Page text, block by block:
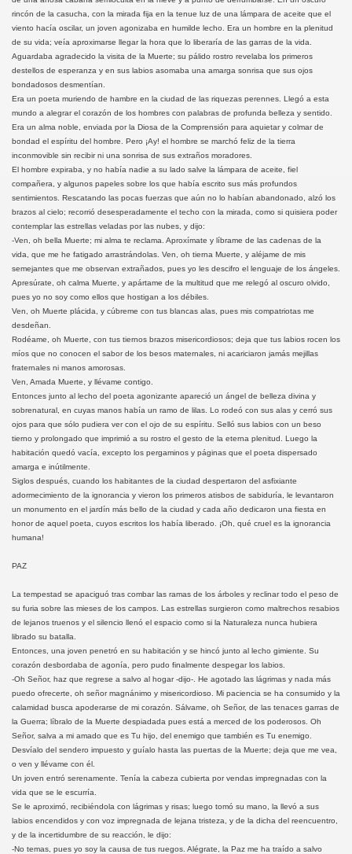
rincón de la casucha, con la mirada fija en la tenue luz de una lámpara de aceite que el
viento hacía oscilar, un joven agonizaba en humilde lecho. Era un hombre en la plenitud
de su vida; veía aproximarse llegar la hora que lo liberaría de las garras de la vida.
Aguardaba agradecido la visita de la Muerte; su pálido rostro revelaba los primeros
destellos de esperanza y en sus labios asomaba una amarga sonrisa que sus ojos
bondadosos desmentían.
Era un poeta muriendo de hambre en la ciudad de las riquezas perennes. Llegó a esta
mundo a alegrar el corazón de los hombres con palabras de profunda belleza y sentido.
Era un alma noble, enviada por la Diosa de la Comprensión para aquietar y colmar de
bondad el espíritu del hombre. Pero ¡Ay! el hombre se marchó feliz de la tierra
inconmovible sin recibir ni una sonrisa de sus extraños moradores.
El hombre expiraba, y no había nadie a su lado salve la lámpara de aceite, fiel
compañera, y algunos papeles sobre los que había escrito sus más profundos
sentimientos. Rescatando las pocas fuerzas que aún no lo habían abandonado, alzó los
brazos al cielo; recorrió desesperadamente el techo con la mirada, como si quisiera poder
contemplar las estrellas veladas por las nubes, y dijo:
-Ven, oh bella Muerte; mi alma te reclama. Aproxímate y líbrame de las cadenas de la
vida, que me he fatigado arrastrándolas. Ven, oh tierna Muerte, y aléjame de mis
semejantes que me observan extrañados, pues yo les descifro el lenguaje de los ángeles.
Apresúrate, oh calma Muerte, y apártame de la multitud que me relegó al oscuro olvido,
pues yo no soy como ellos que hostigan a los débiles.
Ven, oh Muerte plácida, y cúbreme con tus blancas alas, pues mis compatriotas me
desdeñan.
Rodéame, oh Muerte, con tus tiernos brazos misericordiosos; deja que tus labios rocen los
míos que no conocen el sabor de los besos maternales, ni acariciaron jamás mejillas
fraternales ni manos amorosas.
Ven, Amada Muerte, y llévame contigo.
Entonces junto al lecho del poeta agonizante apareció un ángel de belleza divina y
sobrenatural, en cuyas manos había un ramo de lilas. Lo rodeó con sus alas y cerró sus
ojos para que sólo pudiera ver con el ojo de su espíritu. Selló sus labios con un beso
tierno y prolongado que imprimió a su rostro el gesto de la eterna plenitud. Luego la
habitación quedó vacía, excepto los pergaminos y páginas que el poeta dispersado
amarga e inútilmente.
Siglos después, cuando los habitantes de la ciudad despertaron del asfixiante
adormecimiento de la ignorancia y vieron los primeros atisbos de sabiduría, le levantaron
un monumento en el jardín más bello de la ciudad y cada año dedicaron una fiesta en
honor de aquel poeta, cuyos escritos los había liberado. ¡Oh, qué cruel es la ignorancia
humana!
PAZ
La tempestad se apaciguó tras combar las ramas de los árboles y reclinar todo el peso de
su furia sobre las mieses de los campos. Las estrellas surgieron como maltrechos resabios
de lejanos truenos y el silencio llenó el espacio como si la Naturaleza nunca hubiera
librado su batalla.
Entonces, una joven penetró en su habitación y se hincó junto al lecho gimiente. Su
corazón desbordaba de agonía, pero pudo finalmente despegar los labios.
-Oh Señor, haz que regrese a salvo al hogar -dijo-. He agotado las lágrimas y nada más
puedo ofrecerte, oh señor magnánimo y misericordioso. Mi paciencia se ha consumido y la
calamidad busca apoderarse de mi corazón. Sálvame, oh Señor, de las tenaces garras de
la Guerra; líbralo de la Muerte despiadada pues está a merced de los poderosos. Oh
Señor, salva a mi amado que es Tu hijo, del enemigo que también es Tu enemigo.
Desvíalo del sendero impuesto y guíalo hasta las puertas de la Muerte; deja que me vea,
o ven y llévame con él.
Un joven entró serenamente. Tenía la cabeza cubierta por vendas impregnadas con la
vida que se le escurría.
Se le aproximó, recibiéndola con lágrimas y risas; luego tomó su mano, la llevó a sus
labios encendidos y con voz impregnada de lejana tristeza, y de la dicha del reencuentro,
y de la incertidumbre de su reacción, le dijo:
-No temas, pues yo soy la causa de tus ruegos. Alégrate, la Paz me ha traído a salvo